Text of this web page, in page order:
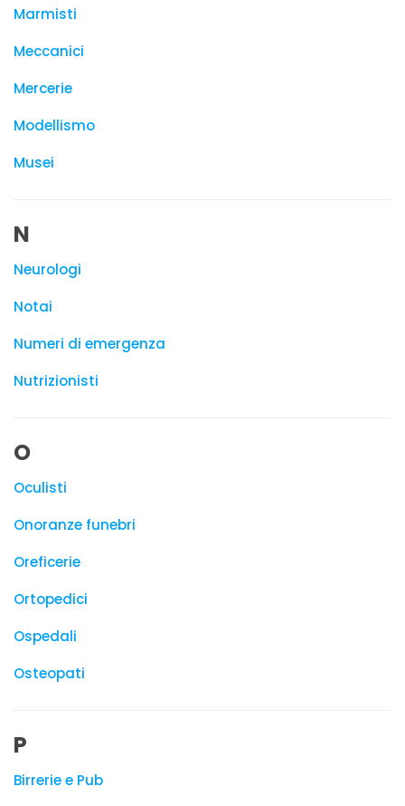
Marmisti
Meccanici
Mercerie
Modellismo
Musei
N
Neurologi
Notai
Numeri di emergenza
Nutrizionisti
O
Oculisti
Onoranze funebri
Oreficerie
Ortopedici
Ospedali
Osteopati
P
Birrerie e Pub